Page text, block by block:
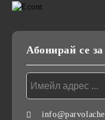
Абонирай се